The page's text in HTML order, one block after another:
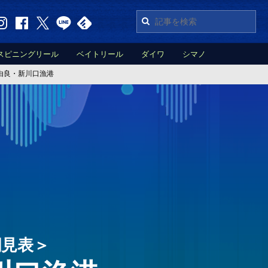
ピニングリール ベイトリール ダイワ シマノ
良・新川口漁港
表＞